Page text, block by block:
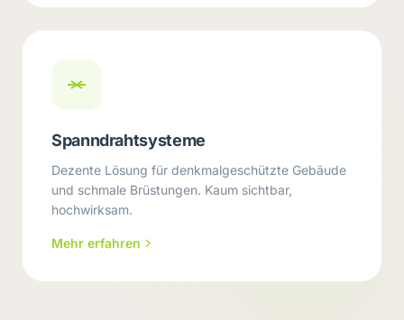
Spanndrahtsysteme
Dezente Lösung für denkmalgeschützte Gebäude
und schmale Brüstungen. Kaum sichtbar,
hochwirksam.
Mehr erfahren